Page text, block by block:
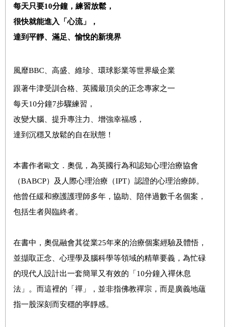
每天只要10分鐘，練習放鬆，
很快就能進入「心流」，
達到平靜、滿足、愉悅的新境界
風靡BBC、高盛、維珍、環球影業等世界級企業
跟著牛津受訓合格、英國最頂尖的正念專家之一
每天10分鐘7步驟練習，
改變大腦、提升專注力、增強幸福感，
達到沉穩又放鬆的自在狀態！
本書作者歐文．奧侃，為英國行為和認知心理治療協會
（BABCP）及人際心理治療（IPT）認證的心理治療師。
他曾任緩和療護護理師多年，協助、陪伴過數千名個案，
包括生者與臨終者。
在書中，奧侃融會其從業25年來的治療個案經驗及體悟，
並擷取正念、心理學及腦科學等領域的精華要義，為忙碌
的現代人設計出一套簡單又有效的「10分鐘入禪休息
法」。而這裡的「禪」，並非指佛教禪宗，而是廣義地蘊
指一股深刻而安穩的寧靜感。